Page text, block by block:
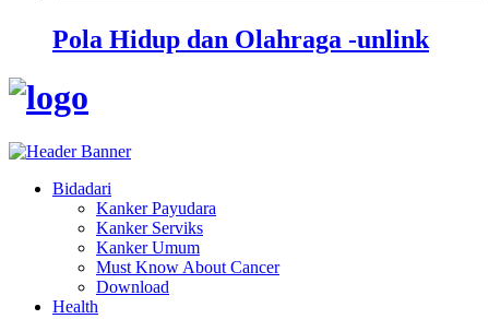
Pola Hidup dan Olahraga -unlink
Bidadari
Kanker Payudara
Kanker Serviks
Kanker Umum
Must Know About Cancer
Download
Health